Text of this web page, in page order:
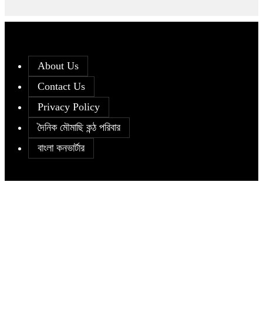
About Us
Contact Us
Privacy Policy
দৈনিক মৌমাছি কন্ঠ পরিবার
বাংলা কনভার্টার